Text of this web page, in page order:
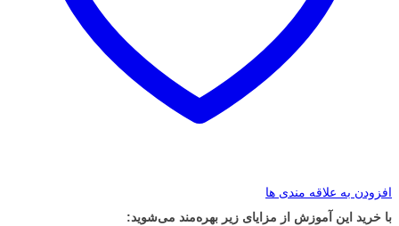
افزودن به علاقه مندی ها
با خرید این آموزش از مزایای زیر بهره‌مند می‌شوید: